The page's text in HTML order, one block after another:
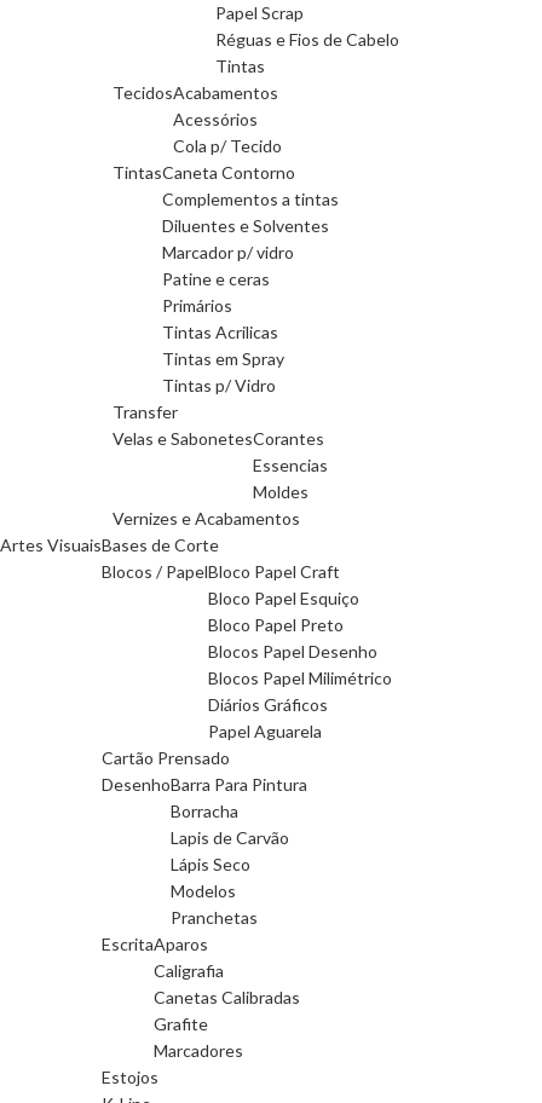
Papel Scrap
Réguas e Fios de Cabelo
Tintas
TecidosAcabamentos
Acessórios
Cola p/ Tecido
TintasCaneta Contorno
Complementos a tintas
Diluentes e Solventes
Marcador p/ vidro
Patine e ceras
Primários
Tintas Acrilicas
Tintas em Spray
Tintas p/ Vidro
Transfer
Velas e SabonetesCorantes
Essencias
Moldes
Vernizes e Acabamentos
Artes VisuaisBases de Corte
Blocos / PapelBloco Papel Craft
Bloco Papel Esquiço
Bloco Papel Preto
Blocos Papel Desenho
Blocos Papel Milimétrico
Diários Gráficos
Papel Aguarela
Cartão Prensado
DesenhoBarra Para Pintura
Borracha
Lapis de Carvão
Lápis Seco
Modelos
Pranchetas
EscritaAparos
Caligrafia
Canetas Calibradas
Grafite
Marcadores
Estojos